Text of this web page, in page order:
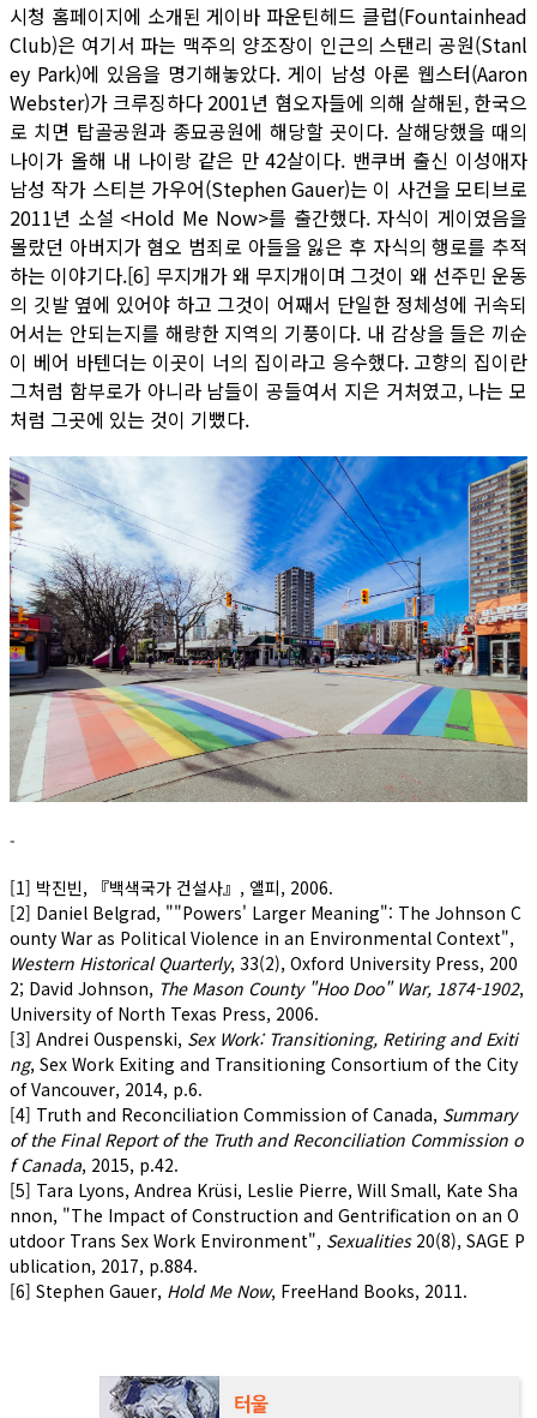
시청 홈페이지에 소개된 게이바 파운틴헤드 클럽(Fountainhead
Club)은 여기서 파는 맥주의 양조장이 인근의 스탠리 공원(Stanl
ey Park)에 있음을 명기해놓았다. 게이 남성 아론 웹스터(Aaron
Webster)가 크루징하다 2001년 혐오자들에 의해 살해된, 한국으
로 치면 탑골공원과 종묘공원에 해당할 곳이다. 살해당했을 때의
나이가 올해 내 나이랑 같은 만 42살이다. 밴쿠버 출신 이성애자
남성 작가 스티븐 가우어(Stephen Gauer)는 이 사건을 모티브로
2011년 소설 <Hold Me Now>를 출간했다. 자식이 게이였음을
몰랐던 아버지가 혐오 범죄로 아들을 잃은 후 자식의 행로를 추적
하는 이야기다.[6] 무지개가 왜 무지개이며 그것이 왜 선주민 운동
의 깃발 옆에 있어야 하고 그것이 어째서 단일한 정체성에 귀속되
어서는 안되는지를 해량한 지역의 기풍이다. 내 감상을 들은 끼순
이 베어 바텐더는 이곳이 너의 집이라고 응수했다. 고향의 집이란
그처럼 함부로가 아니라 남들이 공들여서 지은 거처였고, 나는 모
처럼 그곳에 있는 것이 기뻤다.
-
[1] 박진빈, 『백색국가 건설사』, 앨피, 2006.
[2] Daniel Belgrad, ""Powers' Larger Meaning": The Johnson C
ounty War as Political Violence in an Environmental Context",
Western Historical Quarterly, 33(2), Oxford University Press, 200
2; David Johnson, The Mason County "Hoo Doo" War, 1874-1902,
University of North Texas Press, 2006.
[3] Andrei Ouspenski, Sex Work: Transitioning, Retiring and Exiti
ng, Sex Work Exiting and Transitioning Consortium of the City
of Vancouver, 2014, p.6.
[4] Truth and Reconciliation Commission of Canada, Summary
of the Final Report of the Truth and Reconciliation Commission o
f Canada, 2015, p.42.
[5] Tara Lyons, Andrea Krüsi, Leslie Pierre, Will Small, Kate Sha
nnon, "The Impact of Construction and Gentrification on an O
utdoor Trans Sex Work Environment", Sexualities20(8), SAGE P
ublication, 2017, p.884.
[6] Stephen Gauer, Hold Me Now, FreeHand Books, 2011.